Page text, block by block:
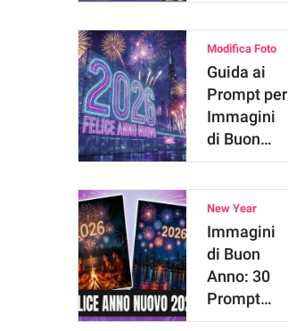
un Recap
2025
Modifica Foto
Guida ai
Prompt per
Immagini
di Buon
Anno: 50
New Year
Immagini
di Buon
Anno: 30
Prompt
ChatGPT,